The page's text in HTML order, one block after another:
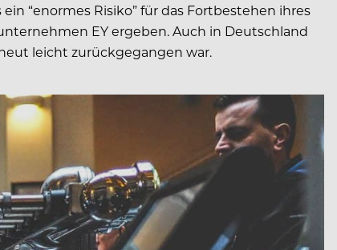
“enormes Risiko” für das Fortbestehen ihres
EY ergeben. Auch in Deutschland
leicht zurückgegangen war.